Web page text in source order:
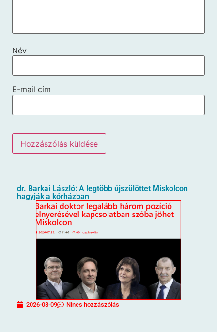
Név
E-mail cím
dr. Barkai László: A legtöbb újszülöttet Miskolcon
hagyják a kórházban
2026-08-09 Nincs hozzászólás